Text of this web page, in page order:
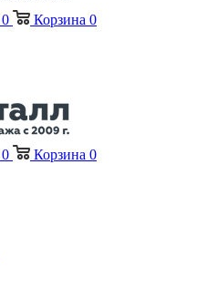
0 Корзина 0
0 Корзина 0